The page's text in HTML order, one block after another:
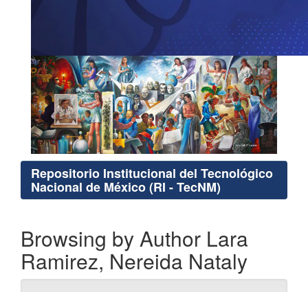
Repositorio Institucional del Tecnológico
Nacional de México (RI - TecNM)
Browsing by Author Lara
Ramirez, Nereida Nataly